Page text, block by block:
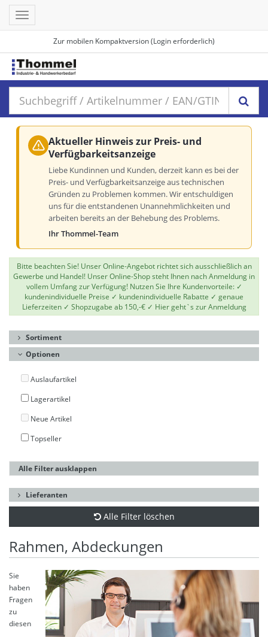
Zur mobilen Kompaktversion (Login erforderlich)
Toggle
navigation
Aktueller Hinweis zur Preis- und
Verfügbarkeitsanzeige
Liebe Kundinnen und Kunden, derzeit kann es bei der
Preis- und Verfügbarkeitsanzeige aus technischen
Gründen zu Problemen kommen. Wir entschuldigen
uns für die entstandenen Unannehmlichkeiten und
arbeiten bereits an der Behebung des Problems.
Ihr Thommel-Team
Bitte beachten Sie! Unser Online-Angebot richtet sich ausschließlich an
Gewerbe und Handel! Unser Online-Shop steht Ihnen nach Anmeldung in
vollem Umfang zur Verfügung! Nutzen Sie Ihre Kundenvorteile: ✓
kundenindividuelle Preise ✓ kundenindividuelle Rabatte ✓ genaue
Lieferzeiten ✓ Shopzugabe ab 150,-€ ✓ Hier geht`s zur Anmeldung
Sortiment
Optionen
Auslaufartikel
Lagerartikel
Neue Artikel
Topseller
Alle Filter ausklappen
Lieferanten
Alle Filter löschen
Rahmen, Abdeckungen
Sie
haben
Fragen
zu
diesen